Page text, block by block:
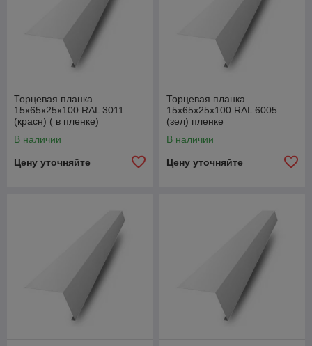
Торцевая планка
15х65х25х100 RAL 3011
(красн) ( в пленке)
В наличии
Цену уточняйте
Торцевая планка
15х65х25х100 RAL 6005
(зел) пленке
В наличии
Цену уточняйте